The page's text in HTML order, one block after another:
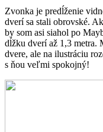
Zvonka je predĺženie
dverí sa stali obrovské.
by som asi siahol po
dĺžku dverí až 1,3 metra.
dvere, ale na ilustráciu
s ňou veľmi spokojný!